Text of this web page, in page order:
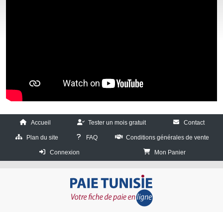
Accueil Tester un mois gratuit Contact
Plan du site FAQ Conditions générales de vente
Connexion Mon Panier